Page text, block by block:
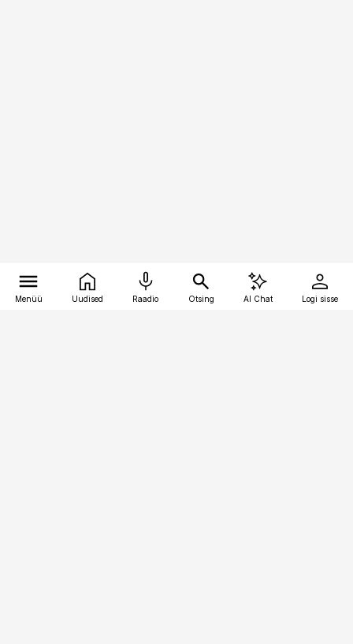
Menüü Uudised Raadio Otsing AI Chat Logi sisse